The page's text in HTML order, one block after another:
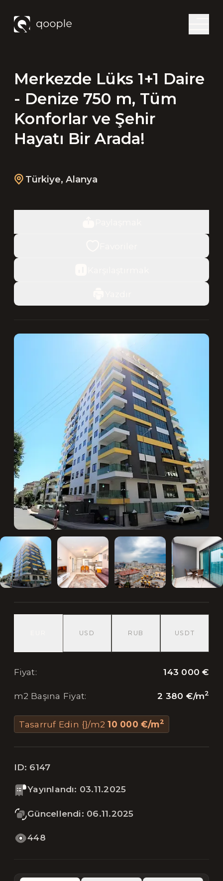
Merkezde Lüks 1+1 Daire
- Denize 750 m, Tüm
Konforlar ve Şehir
Hayatı Bir Arada!
Türkiye, Alanya
USD RUB USDT
Fiyat: 143 000 €
m2 Başına Fiyat: 2 380 €/m2
Tasarruf Edin {}/m2 10 000 €/m2
ID: 6147
Yayınlandı: 03.11.2025
Güncellendi: 06.11.2025
448